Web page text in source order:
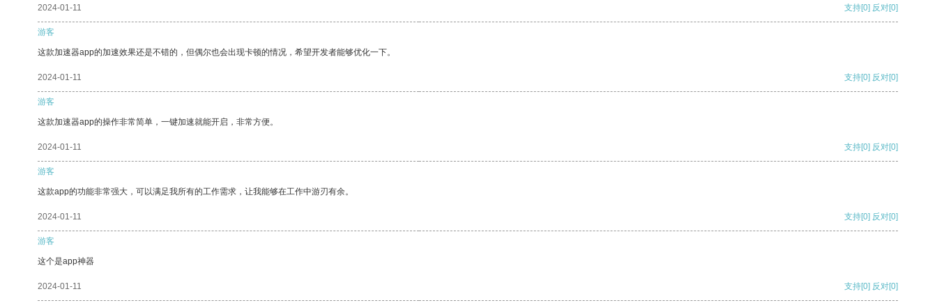
2024-01-11 支持[0] 反对[0]
游客
这款加速器app的加速效果还是不错的，但偶尔也会出现卡顿的情况，希望开发者能够优化一下。
2024-01-11 支持[0] 反对[0]
游客
这款加速器app的操作非常简单，一键加速就能开启，非常方便。
2024-01-11 支持[0] 反对[0]
游客
这款app的功能非常强大，可以满足我所有的工作需求，让我能够在工作中游刃有余。
2024-01-11 支持[0] 反对[0]
游客
这个是app神器
2024-01-11 支持[0] 反对[0]